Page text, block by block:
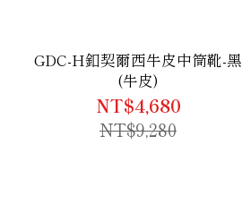
GDC-H釦契爾西牛皮中筒靴-黑
(牛皮)
NT$4,680
NT$9,280